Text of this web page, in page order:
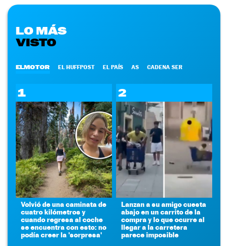
LO MÁS
VISTO
ELMOTOR EL HUFFPOST EL PAÍS AS CADENA SER
1
Volvió de una caminata de
cuatro kilómetros y
cuando regresa al coche
se encuentra con esto: no
podía creer la 'sorpresa'
2
Lanzan a su amigo cuesta
abajo en un carrito de la
compra y lo que ocurre al
llegar a la carretera
parece imposible